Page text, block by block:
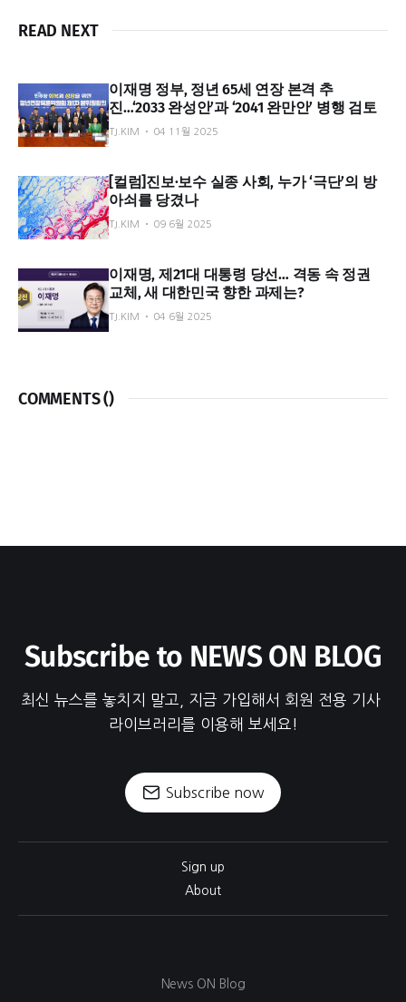
READ NEXT
이재명 정부, 정년 65세 연장 본격 추
진…‘2033 완성안’과 ‘2041 완만안’ 병행 검토
TJ.KIM 04 11월 2025
[컬럼]진보·보수 실종 사회, 누가 ‘극단’의 방
아쇠를 당겼나
TJ.KIM 09 6월 2025
이재명, 제21대 대통령 당선… 격동 속 정권
교체, 새 대한민국 향한 과제는?
TJ.KIM 04 6월 2025
COMMENTS ()
Subscribe to NEWS ON BLOG
최신 뉴스를 놓치지 말고, 지금 가입해서 회원 전용 기사
라이브러리를 이용해 보세요!
Subscribe now
Sign up
About
News ON Blog